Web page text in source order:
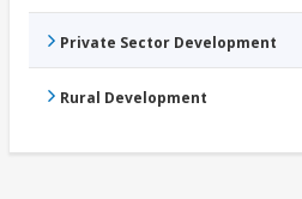
Private Sector Development
Rural Development